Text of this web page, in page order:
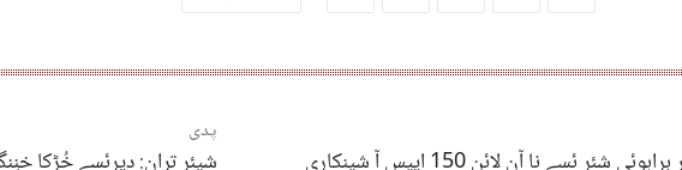
پدی
شیئر تران: دیرئسے خُڑکا شئر ئسے نا آن لائن 150 ایپس آ شینکاری